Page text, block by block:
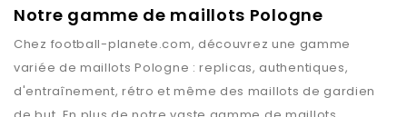
Notre gamme de maillots Pologne
Chez football-planete.com, découvrez une gamme
variée de maillotsPologne : replicas, authentiques,
d'entraînement, rétro et même des maillots de gardien